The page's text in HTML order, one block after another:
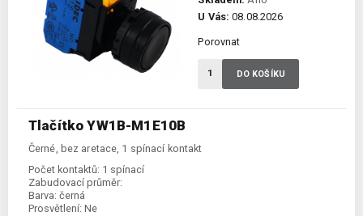
Tlačítko YW1B-M1E10B
Černé, bez aretace, 1 spínací kontakt
Počet kontaktů: 1 spínací
Zabudovací průměr:
Barva: černá
Prosvětlení: Ne
U Vás: 08.08.2026
Porovnat
DO KOŠÍKU